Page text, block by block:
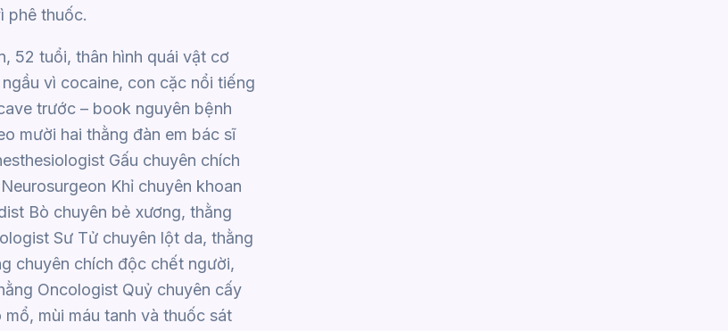
phê thuốc.
52 tuổi, thân hình quái vật cơ
vì cocaine, con cặc nổi tiếng
trước – book nguyên bệnh
mười hai thằng đàn em bác sĩ
Gấu chuyên chích
Khỉ chuyên khoan
Bò chuyên bẻ xương, thằng
Sư Tử chuyên lột da, thằng
chuyên chích độc chết người,
Oncologist Quỷ chuyên cấy
mùi máu tanh và thuốc sát